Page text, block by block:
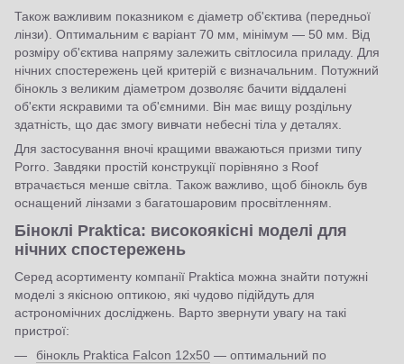
Також важливим показником є діаметр об'єктива (передньої
лінзи). Оптимальним є варіант 70 мм, мінімум — 50 мм. Від
розміру об'єктива напряму залежить світлосила приладу. Для
нічних спостережень цей критерій є визначальним. Потужний
бінокль з великим діаметром дозволяє бачити віддалені
об'єкти яскравими та об'ємними. Він має вищу роздільну
здатність, що дає змогу вивчати небесні тіла у деталях.
Для застосування вночі кращими вважаються призми типу
Porro. Завдяки простій конструкції порівняно з Roof
втрачається менше світла. Також важливо, щоб бінокль був
оснащений лінзами з багатошаровим просвітленням.
Біноклі Praktica: високоякісні моделі для
нічних спостережень
Серед асортименту компанії Praktica можна знайти потужні
моделі з якісною оптикою, які чудово підійдуть для
астрономічних досліджень. Варто звернути увагу на такі
пристрої:
бінокль Praktica Falcon 12x50 — оптимальний по